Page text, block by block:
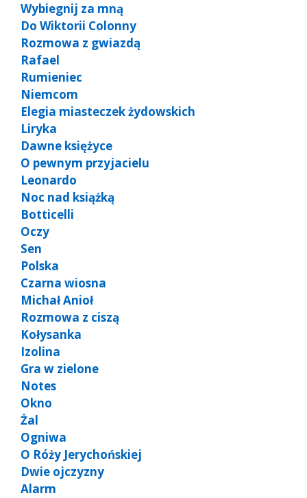
Wybiegnij za mną
Do Wiktorii Colonny
Rozmowa z gwiazdą
Rafael
Rumieniec
Niemcom
Elegia miasteczek żydowskich
Liryka
Dawne księżyce
O pewnym przyjacielu
Leonardo
Noc nad książką
Botticelli
Oczy
Sen
Polska
Czarna wiosna
Michał Anioł
Rozmowa z ciszą
Kołysanka
Izolina
Gra w zielone
Notes
Okno
Żal
Ogniwa
O Róży Jerychońskiej
Dwie ojczyzny
Alarm